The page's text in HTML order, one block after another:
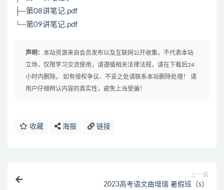
├─第08讲笔记.pdf
└─第09讲笔记.pdf
声明： 本站资源来自会员发布以及互联网公开收集，不代表本站
立场，仅限学习交流使用，请遵循相关法律法规，请在下载后24
小时内删除。 如有侵权争议、不妥之处请联系本站删除处理！ 请
用户仔细辨认内容的真实性，避免上当受骗！
收藏 海报 链接
上一篇
2023高考语文曲增瑞 暑假班（s）